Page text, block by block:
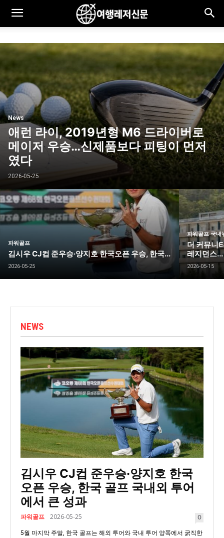
News
애런 라이, 2019년형 M6 드라이버로
메이저 우승…신제품보다 피팅이 먼저
였다
2026-05-25
파워골프
김시우 CJ컵 준우승·양지호 한국오픈 우승, 한국...
2026-05-25
파워골프 국내
더 커뮤니
레지던스...
2026-05-15
NEWS
김시우 CJ컵 준우승·양지호 한국
오픈 우승, 한국 골프 국내외 투어
에서 큰 성과
파워골프 2026-05-25 0
5월 마지막 주말, 한국 골프는 해외 투어와 국내 투어 양쪽에서 굵직한